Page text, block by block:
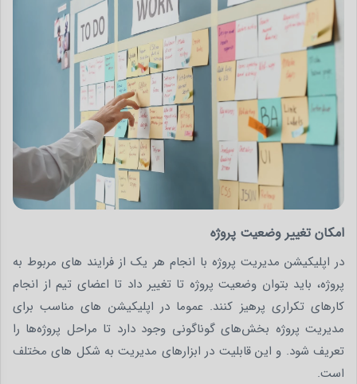
امکان تغییر وضعیت پروژه
در اپلیکیشن مدیریت پروژه با انجام هر یک از فرایند های مربوط به
پروژه، باید بتوان وضعیت پروژه تا تغییر داد تا اعضای تیم از انجام
کارهای تکراری پرهیز کنند. عموما در اپلیکیشن های مناسب برای
مدیریت پروژه بخش‌های گوناگونی وجود دارد تا مراحل پروژه‌ها را
تعریف شود. و این قابلیت در ابزارهای مدیریت به شکل های مختلف
است.